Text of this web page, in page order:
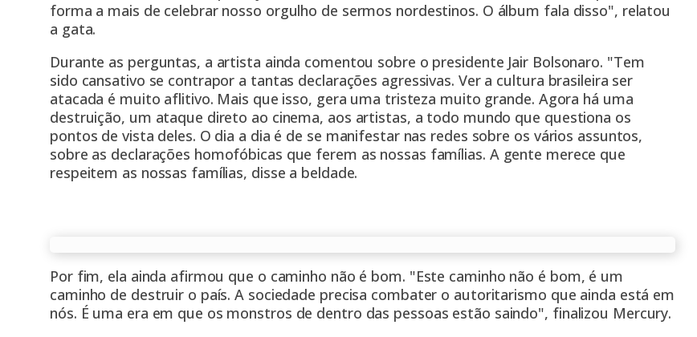
forma a mais de celebrar nosso orgulho de sermos nordestinos. O álbum fala disso", relatou
a gata.
Durante as perguntas, a artista ainda comentou sobre o presidente Jair Bolsonaro. "Tem
sido cansativo se contrapor a tantas declarações agressivas. Ver a cultura brasileira ser
atacada é muito aflitivo. Mais que isso, gera uma tristeza muito grande. Agora há uma
destruição, um ataque direto ao cinema, aos artistas, a todo mundo que questiona os
pontos de vista deles. O dia a dia é de se manifestar nas redes sobre os vários assuntos,
sobre as declarações homofóbicas que ferem as nossas famílias. A gente merece que
respeitem as nossas famílias, disse a beldade.
Por fim, ela ainda afirmou que o caminho não é bom. "Este caminho não é bom, é um
caminho de destruir o país. A sociedade precisa combater o autoritarismo que ainda está em
nós. É uma era em que os monstros de dentro das pessoas estão saindo", finalizou Mercury.